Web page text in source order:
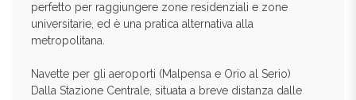
perfetto per raggiungere zone residenziali e zone
universitarie, ed è una pratica alternativa alla
metropolitana.
Navette per gli aeroporti (Malpensa e Orio al Serio)
Dalla Stazione Centrale, situata a breve distanza dalle